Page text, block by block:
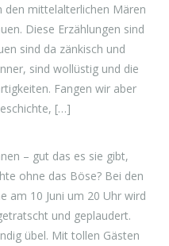
den mittelalterlichen Mären
Diese Erzählungen sind
sind da zänkisch und
sind wollüstig und die
Fangen wir aber
[…]
– gut das es sie gibt,
ohne das Böse? Bei den
am 10 Juni um 20 Uhr wird
und geplaudert.
übel. Mit tollen Gästen